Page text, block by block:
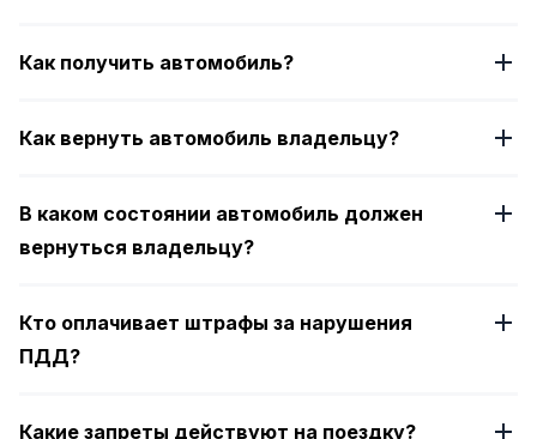
Как получить автомобиль?
Как вернуть автомобиль владельцу?
В каком состоянии автомобиль должен
вернуться владельцу?
Кто оплачивает штрафы за нарушения
ПДД?
Какие запреты действуют на поездку?